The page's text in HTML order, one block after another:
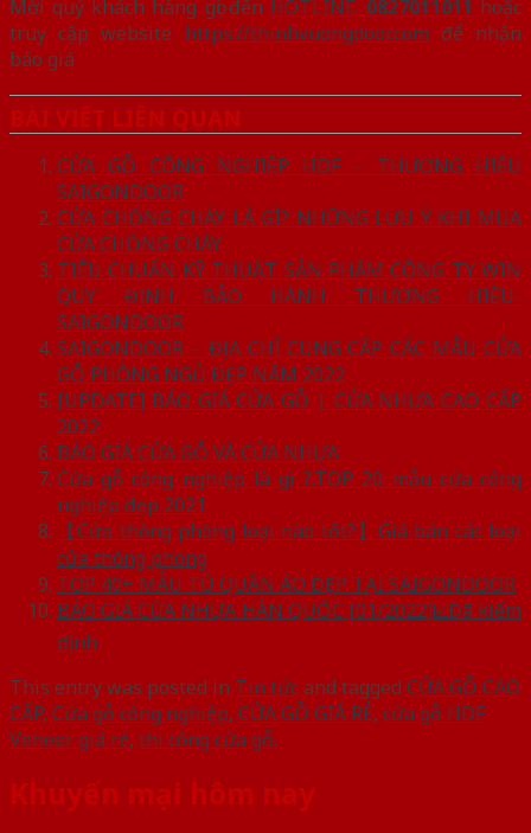
Mời quý khách hàng gọi đến HOTLINE: 0827011011
hoặc
truy cập website https://thinhvuongdoor.com để nhận
báo giá
BÀI VIẾT LIÊN QUAN
CỬA GỖ CÔNG NGHIỆP HDF – THƯƠNG HIỆU
SAIGONDOOR
CỬA CHỐNG CHÁY LÀ GÌ? NHỮNG LƯU Ý KHI MUA
CỬA CHỐNG CHÁY
TIÊU CHUẨN KỸ THUẬT SẢN PHẨM CÔNG TY WIN
QUY ĐỊNH BẢO HÀNH THƯƠNG HIỆU-
SAIGONDOOR
SAIGONDOOR – ĐỊA CHỈ CUNG CẤP CÁC MẪU CỬA
GỖ PHÒNG NGỦ ĐẸP NĂM 2022
[UPDATE] BÁO GIÁ CỬA GỖ | CỬA NHỰA CAO CẤP
2022
BÁO GIÁ CỬA GỖ VÀ CỬA NHỰA
Cửa gỗ công nghiệp là gì ?.TOP 20 mẫu cửa công
nghiệp đẹp 2021
【Cửa thông phòng loại nào tốt?】Giá bán các loại
cửa thông phòng
TOP 40+ MẪU TỦ QUẦN ÁO ĐẸP TẠI SAIGONDOOR
BÁO GIÁ CỬA NHỰA HÀN QUỐC [01/2022]☑️Đã kiểm
định
This entry was posted in Tin tứcand tagged CỬA GỖ CAO
CẤP, Cửa gỗ công nghiệp, CỬA GỖ GIÁ RẺ, cửa gỗ HDF
Veneer giá rẻ, thi công cửa gỗ.
Khuyến mại hôm nay